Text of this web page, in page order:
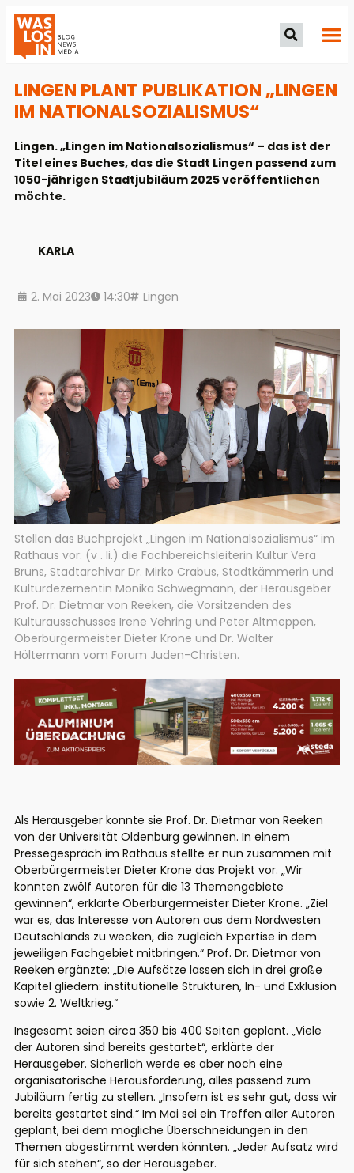
LINGEN PLANT PUBLIKATION „LINGEN
IM NATIONALSOZIALISMUS“
Lingen. „Lingen im Nationalsozialismus“ – das ist der
Titel eines Buches, das die Stadt Lingen passend zum
1050-jährigen Stadtjubiläum 2025 veröffentlichen
möchte.
KARLA
2. Mai 2023 14:30 Lingen
Stellen das Buchprojekt „Lingen im Nationalsozialismus“ im
Rathaus vor: (v . li.) die Fachbereichsleiterin Kultur Vera
Bruns, Stadtarchivar Dr. Mirko Crabus, Stadtkämmerin und
Kulturdezernentin Monika Schwegmann, der Herausgeber
Prof. Dr. Dietmar von Reeken, die Vorsitzenden des
Kulturausschusses Irene Vehring und Peter Altmeppen,
Oberbürgermeister Dieter Krone und Dr. Walter
Höltermann vom Forum Juden-Christen.
Als Herausgeber konnte sie Prof. Dr. Dietmar von Reeken
von der Universität Oldenburg gewinnen. In einem
Pressegespräch im Rathaus stellte er nun zusammen mit
Oberbürgermeister Dieter Krone das Projekt vor. „Wir
konnten zwölf Autoren für die 13 Themengebiete
gewinnen“, erklärte Oberbürgermeister Dieter Krone. „Ziel
war es, das Interesse von Autoren aus dem Nordwesten
Deutschlands zu wecken, die zugleich Expertise in dem
jeweiligen Fachgebiet mitbringen.“ Prof. Dr. Dietmar von
Reeken ergänzte: „Die Aufsätze lassen sich in drei große
Kapitel gliedern: institutionelle Strukturen, In- und Exklusion
sowie 2. Weltkrieg.“
Insgesamt seien circa 350 bis 400 Seiten geplant. „Viele
der Autoren sind bereits gestartet“, erklärte der
Herausgeber. Sicherlich werde es aber noch eine
organisatorische Herausforderung, alles passend zum
Jubiläum fertig zu stellen. „Insofern ist es sehr gut, dass wir
bereits gestartet sind.“ Im Mai sei ein Treffen aller Autoren
geplant, bei dem mögliche Überschneidungen in den
Themen abgestimmt werden könnten. „Jeder Aufsatz wird
für sich stehen“, so der Herausgeber.